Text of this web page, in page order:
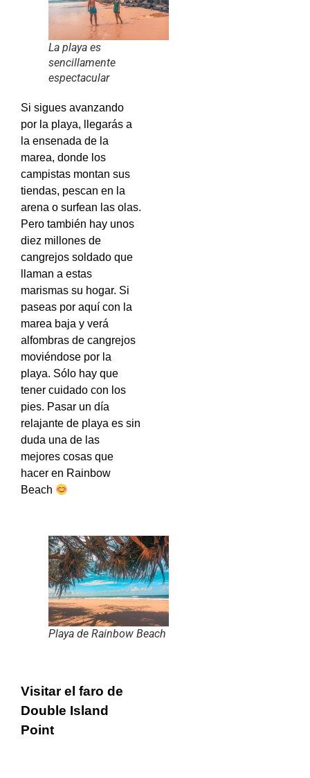
La playa es
sencillamente
espectacular
Si sigues avanzando
por la playa, llegarás a
la ensenada de la
marea, donde los
campistas montan sus
tiendas, pescan en la
arena o surfean las olas.
Pero también hay unos
diez millones de
cangrejos soldado que
llaman a estas
marismas su hogar. Si
paseas por aquí con la
marea baja y verá
alfombras de cangrejos
moviéndose por la
playa. Sólo hay que
tener cuidado con los
pies. Pasar un día
relajante de playa es sin
duda una de las
mejores cosas que
hacer en Rainbow
Beach
Playa de Rainbow Beach
Visitar el faro de
Double Island
Point